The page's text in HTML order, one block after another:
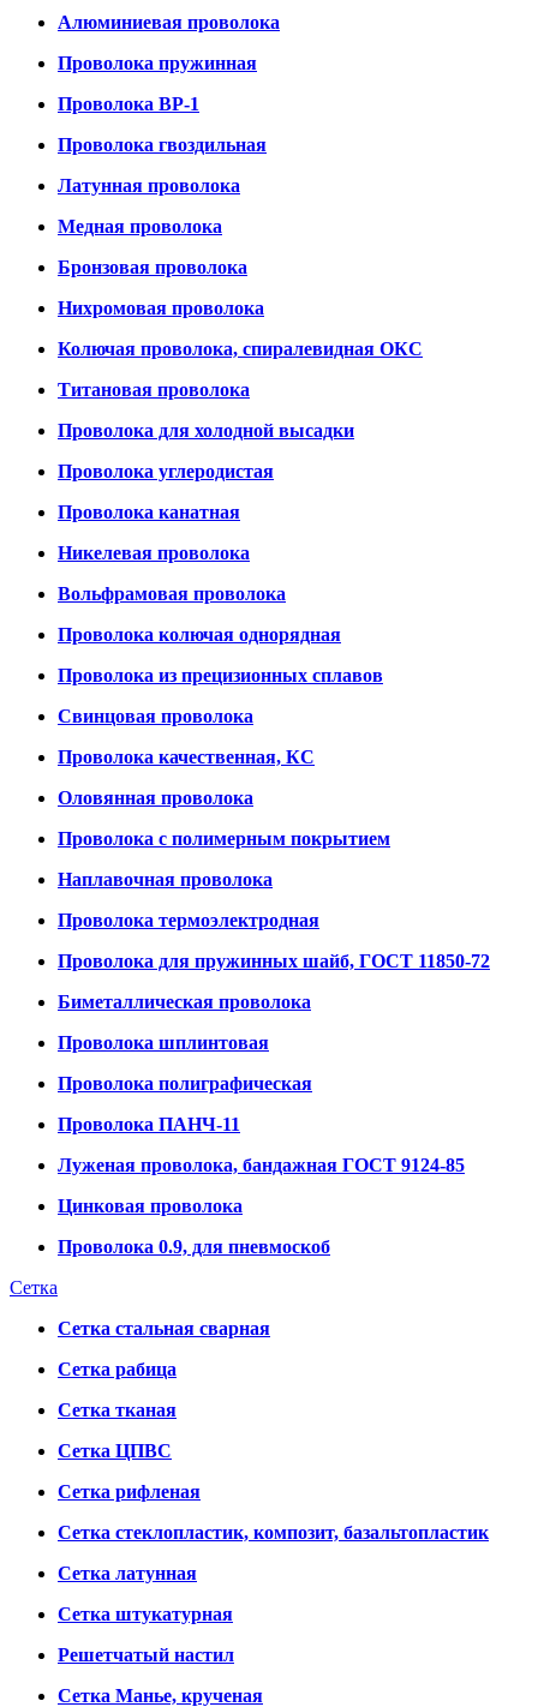
Алюминиевая проволока
Проволока пружинная
Проволока ВР-1
Проволока гвоздильная
Латунная проволока
Медная проволока
Бронзовая проволока
Нихромовая проволока
Колючая проволока, спиралевидная ОКС
Титановая проволока
Проволока для холодной высадки
Проволока углеродистая
Проволока канатная
Никелевая проволока
Вольфрамовая проволока
Проволока колючая однорядная
Проволока из прецизионных сплавов
Свинцовая проволока
Проволока качественная, КС
Оловянная проволока
Проволока с полимерным покрытием
Наплавочная проволока
Проволока термоэлектродная
Проволока для пружинных шайб, ГОСТ 11850-72
Биметаллическая проволока
Проволока шплинтовая
Проволока полиграфическая
Проволока ПАНЧ-11
Луженая проволока, бандажная ГОСТ 9124-85
Цинковая проволока
Проволока 0.9, для пневмоскоб
Сетка
Сетка стальная сварная
Сетка рабица
Сетка тканая
Сетка ЦПВС
Сетка рифленая
Сетка стеклопластик, композит, базальтопластик
Сетка латунная
Сетка штукатурная
Решетчатый настил
Сетка Манье, крученая